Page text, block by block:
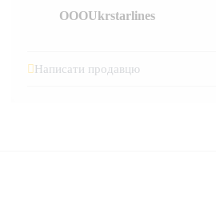
OOOUkrstarlines
Написати продавцю